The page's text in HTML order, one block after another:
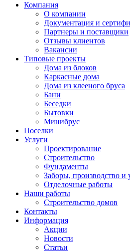
Компания
О компании
Документация и
Партнеры и поставщики
Отзывы клиентов
Вакансии
Типовые проекты
Дома из блоков
Каркасные дома
Дома из клееного бруса
Бани
Беседки
Бытовки
Минибрус
Поселки
Услуги
Проектирование
Строительство
Фундаменты
Заборы, производство
Отделочные работы
Наши работы
Строительство домов
Контакты
Информация
Акции
Новости
Статьи